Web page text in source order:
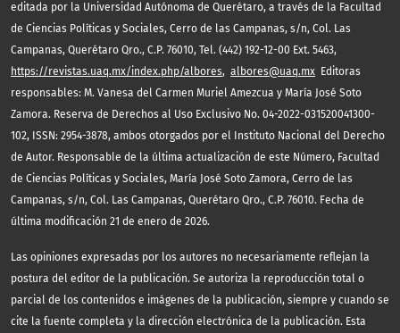
editada por la Universidad Autónoma de Querétaro, a través de la Facultad
de Ciencias Políticas y Sociales, Cerro de las Campanas, s/n, Col. Las
Campanas, Querétaro Qro., C.P. 76010, Tel. (442) 192-12-00 Ext. 5463,
https://revistas.uaq.mx/index.php/albores, albores@uaq.mx Editoras
responsables: M. Vanesa del Carmen Muriel Amezcua y María José Soto
Zamora. Reserva de Derechos al Uso Exclusivo No. 04-2022-031520041300-
102, ISSN: 2954-3878, ambos otorgados por el Instituto Nacional del Derecho
de Autor. Responsable de la última actualización de este Número, Facultad
de Ciencias Políticas y Sociales, María José Soto Zamora, Cerro de las
Campanas, s/n, Col. Las Campanas, Querétaro Qro., C.P. 76010. Fecha de
última modificación 21 de enero de 2026.
Las opiniones expresadas por los autores no necesariamente reflejan la
postura del editor de la publicación. Se autoriza la reproducción total o
parcial de los contenidos e imágenes de la publicación, siempre y cuando se
cite la fuente completa y la dirección electrónica de la publicación. Esta